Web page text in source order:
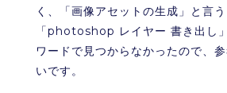
く、「画像アセットの生成」と言う
「photoshop レイヤー 書き出し
ワードで見つからなかったので、
いです。